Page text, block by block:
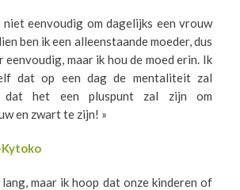
eenvoudig om dagelijks een vrouw
ben ik een alleenstaande moeder, dus
eenvoudig, maar ik hou de moed erin. Ik
dat op een dag de mentaliteit zal
dat het een pluspunt zal zijn om
en zwart te zijn! »
maar ik hoop dat onze kinderen of